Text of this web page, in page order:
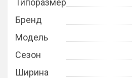
Типоразмер
Бренд
Модель
Сезон
Ширина